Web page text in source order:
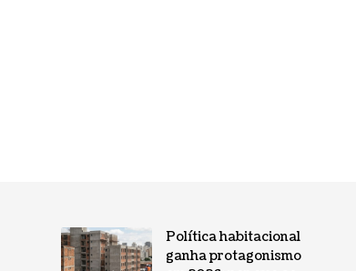
Política habitacional
ganha protagonismo